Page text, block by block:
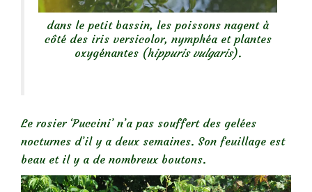
dans le petit bassin, les poissons nagent à
côté des iris versicolor, nymphéa et plantes
oxygénantes (hippuris vulgaris).
Le rosier ‘Puccini’ n’a pas souffert des gelées
nocturnes d’il y a deux semaines. Son feuillage est
beau et il y a de nombreux boutons.